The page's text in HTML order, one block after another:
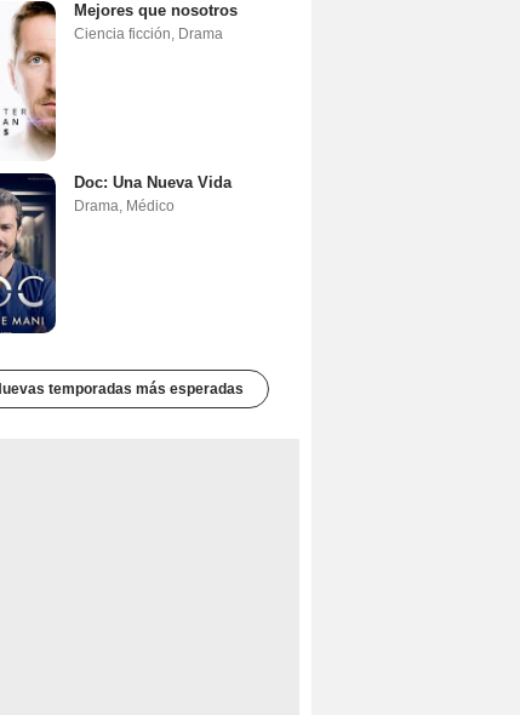
Mejores que nosotros
Ciencia ficción, Drama
Doc: Una Nueva Vida
Drama, Médico
temporadas más esperadas